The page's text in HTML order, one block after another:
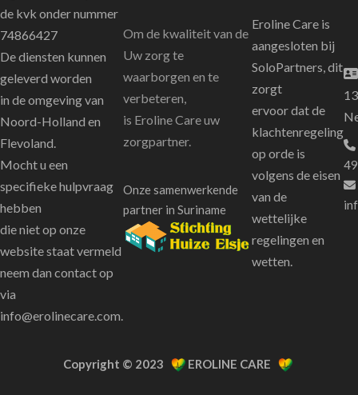
de kvk onder nummer
74866427
De diensten kunnen
geleverd worden
in de omgeving van
Noord-Holland en
Flevoland.
Mocht u een
specifieke hulpvraag
hebben
die niet op onze
website staat vermeld
neem dan contact op
via
info@erolinecare.com.
Om de kwaliteit van de
Uw zorg te
waarborgen en te
verbeteren,
is Eroline Care uw
zorgpartner.
Onze samenwerkende
partner in Suriname
Eroline Care is
aangesloten bij
SoloPartners, dit
zorgt
ervoor dat de
klachtenregeling
op orde is
volgens de eisen
van de
wettelijke
regelingen en
wetten.
Copyright © 2023 EROLINE CARE